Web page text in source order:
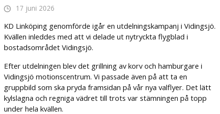
17 juni 2026
KD Linköping genomförde igår en utdelningskampanj i Vidingsjö.
Kvällen inleddes med att vi delade ut nytryckta flygblad i
bostadsområdet Vidingsjö.
Efter utdelningen blev det grillning av korv och hamburgare i
Vidingsjö motionscentrum. Vi passade även på att ta en
gruppbild som ska pryda framsidan på vår nya valflyer. Det lätt
kylslagna och regniga vädret till trots var stämningen på topp
under hela kvällen.